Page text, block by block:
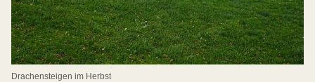
Drachensteigen im Herbst